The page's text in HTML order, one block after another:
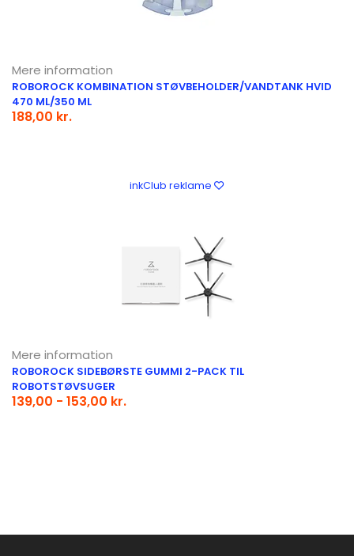
Mere information
ROBOROCK KOMBINATION STØVBEHOLDER/VANDTANK HVID
470 ML/350 ML
188,00 kr.
inkClub reklame
Mere information
ROBOROCK SIDEBØRSTE GUMMI 2-PACK TIL
ROBOTSTØVSUGER
139,00 - 153,00 kr.